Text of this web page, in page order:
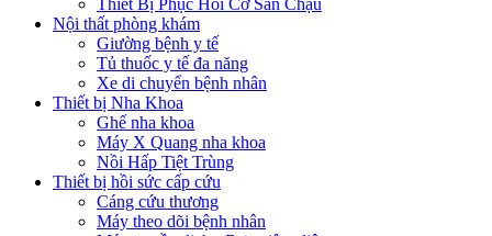
Nội thất phòng khám
Giường bệnh y tế
Tủ thuốc y tế đa năng
Xe di chuyển bệnh nhân
Thiết bị Nha Khoa
Ghế nha khoa
Máy X Quang nha khoa
Nồi Hấp Tiệt Trùng
Thiết bị hồi sức cấp cứu
Cáng cứu thương
Máy theo dõi bệnh nhân